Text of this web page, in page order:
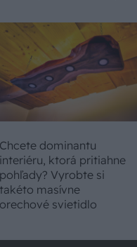
Chcete dominantu
interiéru, ktorá pritiahne
pohľady? Vyrobte si
takéto masívne
orechové svietidlo